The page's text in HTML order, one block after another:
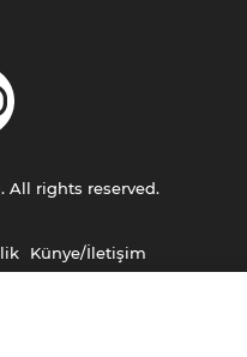
Künye/İletişim
All rights reserved.